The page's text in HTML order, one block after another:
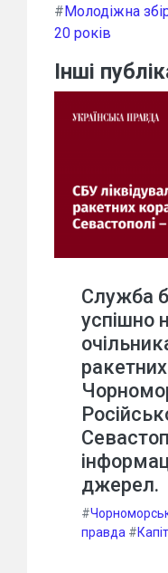
# Молодіжна
20 років
Інші
Служба
успішно
джерел.
#
правда #